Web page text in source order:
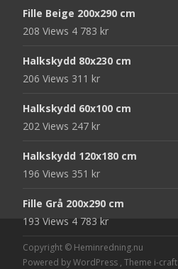
952 kr.312 kr.
Fille Beige 200x290 cm
208 Views 4 783 kr
Halkskydd 80x230 cm
206 Views 311 kr
Halkskydd 60x100 cm
202 Views 247 kr
Halkskydd 120x180 cm
196 Views 351 kr
Fille Grå 200x290 cm
193 Views 4 783 kr
Copyright © Heminredning.nu
Powered by WordPress , Theme i-craft